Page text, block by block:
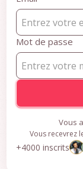
Mot de passe
Vous
Vous recevrez
+4000 inscrits
accédez
CRO
S'inscrire
Une
Je réponds dans